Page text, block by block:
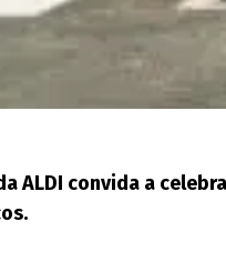
ALDI convida a